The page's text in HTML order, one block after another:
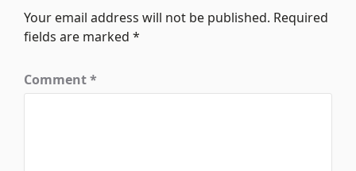
Your email address will not be published. Required
fields are marked*
Comment*